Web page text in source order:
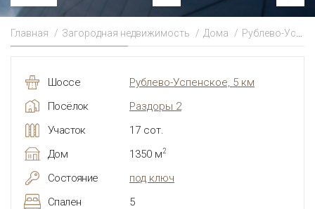
Главная Загородная недвижимость Дома Рублево-Успенское
Шоссе
Рублево-Успенское, 5 км
Посёлок
Раздоры 2
Участок
17 сот.
Дом
1350 м2
Состояние
под ключ
Спален
5